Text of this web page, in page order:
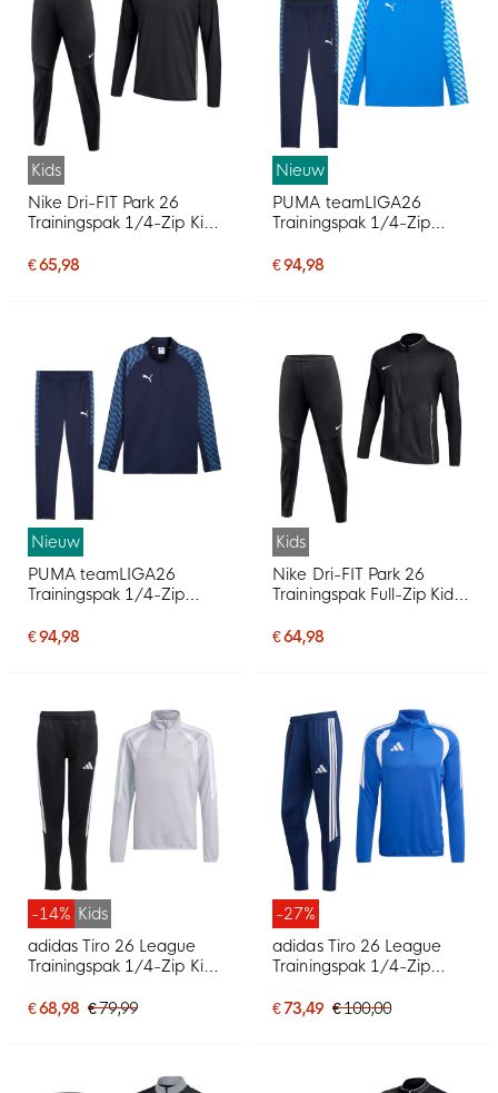
Kids
Nike Dri-FIT Park 26
Trainingspak 1/4-Zip Kids
€ 65,98
Nieuw
PUMA teamLIGA26
Trainingspak 1/4-Zip
€ 94,98
Nieuw
PUMA teamLIGA26
Trainingspak 1/4-Zip
€ 94,98
Kids
Nike Dri-FIT Park 26
Trainingspak Full-Zip Kids
€ 64,98
-14% Kids
adidas Tiro 26 League
Trainingspak 1/4-Zip Kids
€ 68,98 € 79,99
-27%
adidas Tiro 26 League
Trainingspak 1/4-Zip
€ 73,49 € 100,00